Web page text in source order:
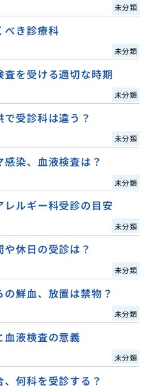
未分類
べき診療科
未分類
を受ける適切な時期
未分類
受診科は違う？
未分類
染、血液検査は？
未分類
ルギー科受診の目安
未分類
休日の受診は？
未分類
鮮血、放置は禁物？
未分類
血液検査の意義
未分類
何科を受診する？